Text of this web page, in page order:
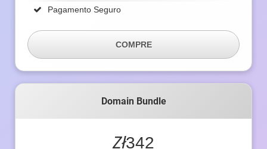
Pagamento Seguro
COMPRE
Domain Bundle
Zł342